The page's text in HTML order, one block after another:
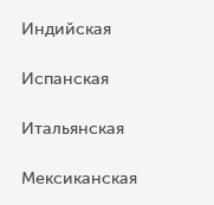
Индийская
Испанская
Итальянская
Мексиканская